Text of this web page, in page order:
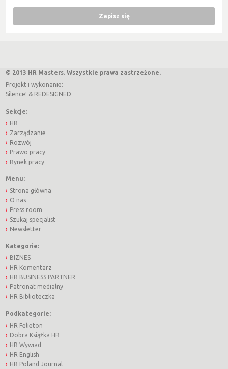
© 2013 HR Masters. Wszystkie prawa zastrzeżone.
Projekt i wykonanie:
Silence! & REDESIGNED
Sekcje:
HR
Zarządzanie
Rozwój
Prawo pracy
Rynek pracy
Menu:
Strona główna
O nas
Press room
Szukaj specjalist
Newsletter
Kategorie:
BIZNES
HR Komentarz
HR BUSINESS PARTNER
Patronat medialny
HR Biblioteczka
Podkategorie:
HR Felieton
Dobra Książka HR
HR Wywiad
HR English
HR Poland Journal